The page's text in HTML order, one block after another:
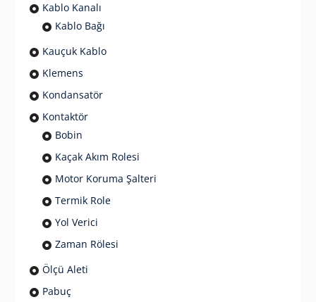
Kablo Kanalı
Kablo Bağı
Kauçuk Kablo
Klemens
Kondansatör
Kontaktör
Bobin
Kaçak Akım Rolesi
Motor Koruma Şalteri
Termik Role
Yol Verici
Zaman Rölesi
Ölçü Aleti
Pabuç